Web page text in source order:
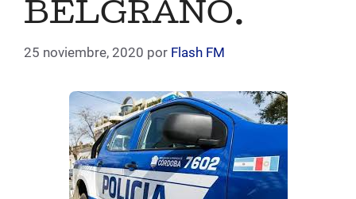
BELGRANO.
25 noviembre, 2020 por Flash FM